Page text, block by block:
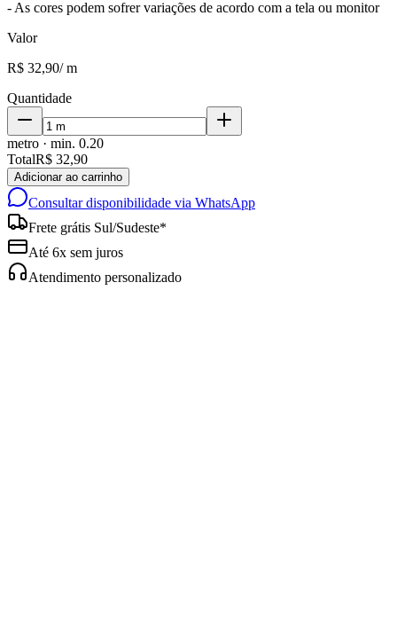
- As cores podem sofrer variações de acordo com a tela ou monitor
Valor
R$ 32,90/m
Quantidade
metro · min. 0.20
TotalR$ 32,90
Adicionar ao carrinho
Consultar disponibilidade via WhatsApp
Frete grátis Sul/Sudeste*
Até 6x sem juros
Atendimento personalizado